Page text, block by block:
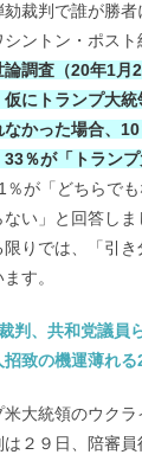
裁判で誰が勝者
ントン・ポスト
論調査（20年1月
仮にトランプ大
なかった場合、
33％が「トラン
％が「どちらで
ない」と回答し
限りでは、「引
す。
判、共和党議員
致の機運薄れる
米大統領のウク
は２９日、陪審